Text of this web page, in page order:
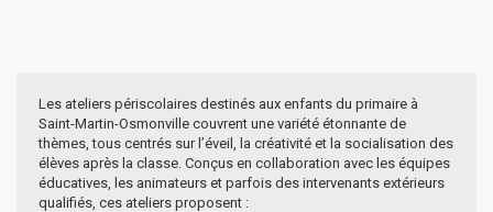
Les ateliers périscolaires destinés aux enfants du primaire à
Saint-Martin-Osmonville couvrent une variété étonnante de
thèmes, tous centrés sur l’éveil, la créativité et la socialisation des
élèves après la classe. Conçus en collaboration avec les équipes
éducatives, les animateurs et parfois des intervenants extérieurs
qualifiés, ces ateliers proposent :